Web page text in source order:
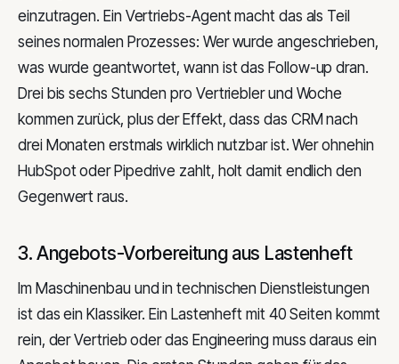
einzutragen. Ein Vertriebs-Agent macht das als Teil
seines normalen Prozesses: Wer wurde angeschrieben,
was wurde geantwortet, wann ist das Follow-up dran.
Drei bis sechs Stunden pro Vertriebler und Woche
kommen zurück, plus der Effekt, dass das CRM nach
drei Monaten erstmals wirklich nutzbar ist. Wer ohnehin
HubSpot oder Pipedrive zahlt, holt damit endlich den
Gegenwert raus.
3. Angebots-Vorbereitung aus Lastenheft
Im Maschinenbau und in technischen Dienstleistungen
ist das ein Klassiker. Ein Lastenheft mit 40 Seiten kommt
rein, der Vertrieb oder das Engineering muss daraus ein